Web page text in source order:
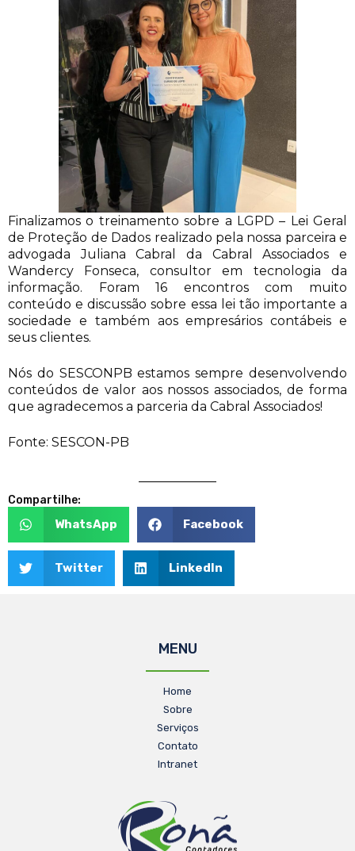
Finalizamos o treinamento sobre a LGPD – Lei Geral
de Proteção de Dados realizado pela nossa parceira e
advogada Juliana Cabral da Cabral Associados e
Wandercy Fonseca, consultor em tecnologia da
informação. Foram 16 encontros com muito
conteúdo e discussão sobre essa lei tão importante a
sociedade e também aos empresários contábeis e
seus clientes.
Nós do SESCONPB estamos sempre desenvolvendo
conteúdos de valor aos nossos associados, de forma
que agradecemos a parceria da Cabral Associados!
Fonte: SESCON-PB
Compartilhe:
WhatsApp Facebook
Twitter LinkedIn
MENU
Home
Sobre
Serviços
Contato
Intranet